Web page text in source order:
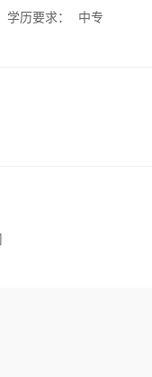
学历要求：
中专